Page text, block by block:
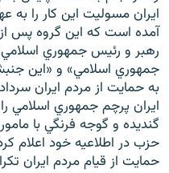
به ما بپیوندید
زبان‌های دیگر
ايران مسوليت اين كار را
آمده است كه اين گروه پس
رهبر و رئيس جمهوري
جمهوري اسلامي» و «اين
به حمايت از مردم ايران
ايران پرچم جمهوري اسلامي
گنديده و گوجه فرنگي با
حزب در اطلاعيه خود اعلام
حمايت از قيام مردم ايران